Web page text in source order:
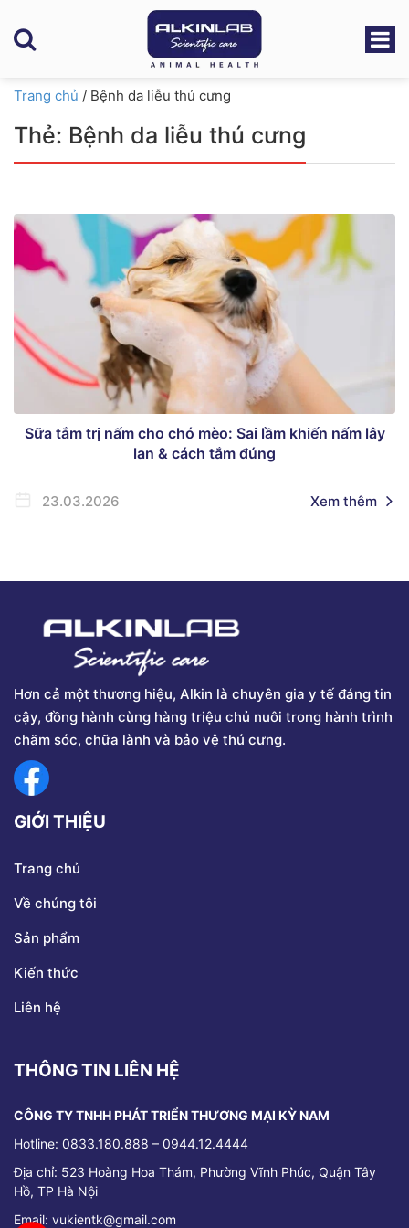
Trang chủ / Bệnh da liễu thú cưng
Thẻ: Bệnh da liễu thú cưng
Sữa tắm trị nấm cho chó mèo: Sai lầm khiến nấm lây
lan & cách tắm đúng
23.03.2026 Xem thêm
Hơn cả một thương hiệu, Alkin là chuyên gia y tế đáng tin
cậy, đồng hành cùng hàng triệu chủ nuôi trong hành trình
chăm sóc, chữa lành và bảo vệ thú cưng.
GIỚI THIỆU
Trang chủ
Về chúng tôi
Sản phẩm
Kiến thức
Liên hệ
THÔNG TIN LIÊN HỆ
CÔNG TY TNHH PHÁT TRIỂN THƯƠNG MẠI KỲ NAM
Hotline: 0833.180.888 – 0944.12.4444
Địa chỉ: 523 Hoàng Hoa Thám, Phường Vĩnh Phúc, Quận Tây
Hồ, TP Hà Nội
Email: vukientk@gmail.com